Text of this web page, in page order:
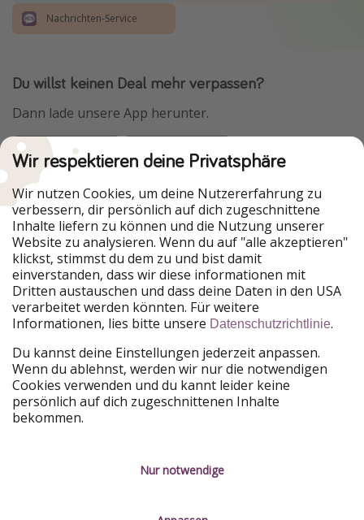
Nachrichten-Service
Du willst keinen Deal mehr verpassen?
Dann lade unsere App herunter.
Urlaubspiraten ist Teil der HolidayPirates Group
Unsere Märkte
PiratinViaggio
HolidayPirates
VakantiePiraten
WakacyjniPiraci
VoyagesPirates
Ferienpiraten
Urlaubspiraten
ViajerosPiratas
TravelPirates
HolidayPirates Group
Lerne uns kennen
Über uns
Rechtliches
Wir respektieren deine Privatsphäre
Wir nutzen Cookies, um deine Nutzererfahrung zu
verbessern, dir persönlich auf dich zugeschnittene
Inhalte liefern zu können und die Nutzung unserer
Website zu analysieren. Wenn du auf "alle akzeptieren"
klickst, stimmst du dem zu und bist damit
einverstanden, dass wir diese informationen mit
Dritten austauschen und dass deine Daten in den USA
verarbeitet werden könnten. Für weitere
Informationen, lies bitte unsere Datenschutzrichtlinie.
Du kannst deine Einstellungen jederzeit anpassen.
Wenn du ablehnst, werden wir nur die notwendigen
Cookies verwenden und du kannt leider keine
persönlich auf dich zugeschnittenen Inhalte
bekommen.
Nur notwendige